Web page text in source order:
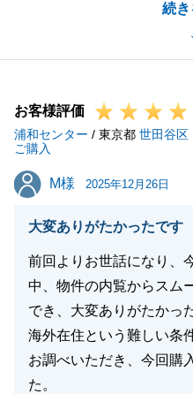
続
今後、今回ご購入いただ
生活がより良いものとな
またお困りごとがござい
お客様評価
浦和センター / 東京都 世田谷区
ご購入
M様
M様 2025年12月26日
大変ありがたかったです
前回よりお世話になり、
中、物件の内覧からスム
でき、大変ありがたかっ
海外在住という難しい条
お調べいただき、今回購
た。